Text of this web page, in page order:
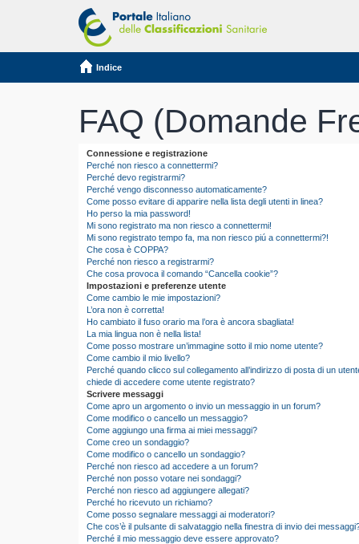
Indice
FAQ (Domande
Connessione e registrazione
Perché non riesco a connettermi?
Perché devo registrarmi?
Perché vengo disconnesso automaticamente?
Come posso evitare di apparire nella lista degli utenti in linea?
Ho perso la mia password!
Mi sono registrato ma non riesco a connettermi!
Mi sono registrato tempo fa, ma non riesco piú a connettermi?!
Che cosa è COPPA?
Perché non riesco a registrarmi?
Che cosa provoca il comando “Cancella cookie”?
Impostazioni e preferenze utente
Come cambio le mie impostazioni?
L’ora non è corretta!
Ho cambiato il fuso orario ma l’ora è ancora sbagliata!
La mia lingua non è nella lista!
Come posso mostrare un’immagine sotto il mio nome utente?
Come cambio il mio livello?
Perché quando clicco sul collegamento all’indirizzo di posta di un
chiede di accedere come utente registrato?
Scrivere messaggi
Come apro un argomento o invio un messaggio in un forum?
Come modifico o cancello un messaggio?
Come aggiungo una firma ai miei messaggi?
Come creo un sondaggio?
Come modifico o cancello un sondaggio?
Perché non riesco ad accedere a un forum?
Perché non posso votare nei sondaggi?
Perché non riesco ad aggiungere allegati?
Perché ho ricevuto un richiamo?
Come posso segnalare messaggi ai moderatori?
Che cos’è il pulsante di salvataggio nella finestra di invio dei
Perché il mio messaggio deve essere approvato?